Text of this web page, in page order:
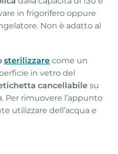
in frigorifero oppure
Non è adatto al
sterilizzare come un
in vetro del
cancellabile su
Per rimuovere l’appunto
utilizzare dell’acqua e